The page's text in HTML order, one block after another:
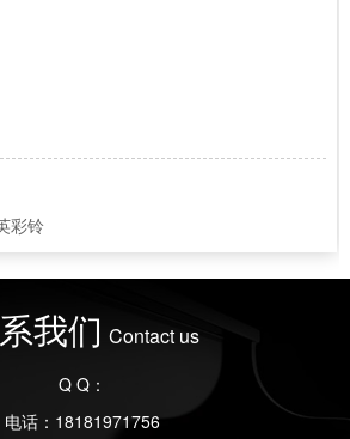
彩铃
我们 Contact us
Q Q：
电话：18181971756